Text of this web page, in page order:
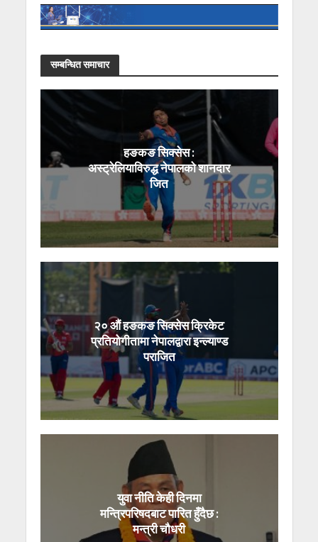
सम्बन्धित समाचार
हङकङ सिक्सेस :
अस्ट्रेलियाविरुद्ध नेपालको शानदार
जित
२० औं हङकङ सिक्सेस क्रिकेट
प्रतियोगीतामा नेपालद्वारा इन्ल्याण्ड
पराजित
युवा नीति केही दिनमा
मन्त्रिपरिषदबाट पारित हुँदैछ :
मन्त्री चौधरी